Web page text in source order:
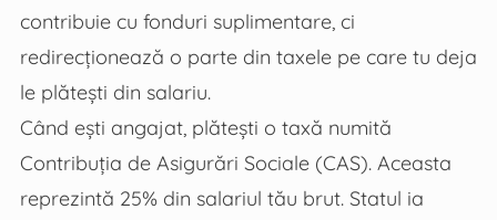
contribuie cu fonduri suplimentare, ci
redirecționează o parte din taxele pe care tu deja
le plătești din salariu.
Când ești angajat, plătești o taxă numită
Contribuția de Asigurări Sociale (CAS). Aceasta
reprezintă 25% din salariul tău brut. Statul ia